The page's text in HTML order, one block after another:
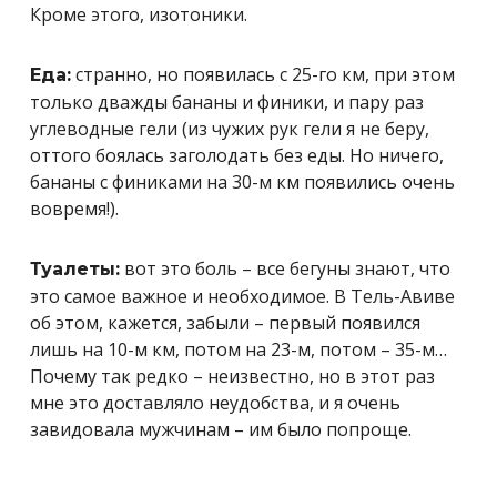
Кроме этого, изотоники.
Еда: странно, но появилась с 25-го км, при этом
только дважды бананы и финики, и пару раз
углеводные гели (из чужих рук гели я не беру,
оттого боялась заголодать без еды. Но ничего,
бананы с финиками на 30-м км появились очень
вовремя!).
Туалеты: вот это боль – все бегуны знают, что
это самое важное и необходимое. В Тель-Авиве
об этом, кажется, забыли – первый появился
лишь на 10-м км, потом на 23-м, потом – 35-м…
Почему так редко – неизвестно, но в этот раз
мне это доставляло неудобства, и я очень
завидовала мужчинам – им было попроще.